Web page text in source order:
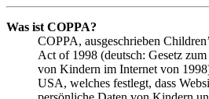
Was ist COPPA?
COPPA, ausgeschrieben
Act of 1998 (deutsch: Gesetz
von Kindern im Internet von
USA, welches festlegt, dass